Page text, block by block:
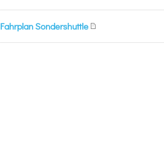
Fahrplan Sondershuttle